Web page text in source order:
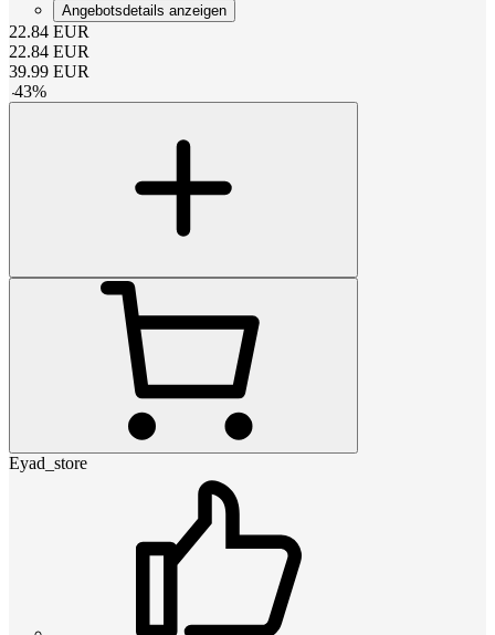
Angebotsdetails anzeigen
22.84 EUR
22.84 EUR
39.99 EUR
-43%
Eyad_store